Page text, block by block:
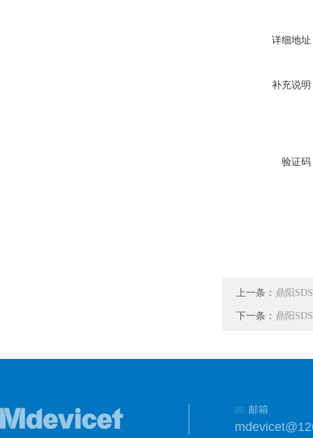
详细地址
补充说明
验证码
上一条： 鼎阳
下一条： 鼎阳
邮箱